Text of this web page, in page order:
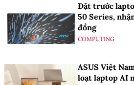
Đặt trước
50 Series,
đồng
COMPUTING
ASUS Việt
loạt laptop AI